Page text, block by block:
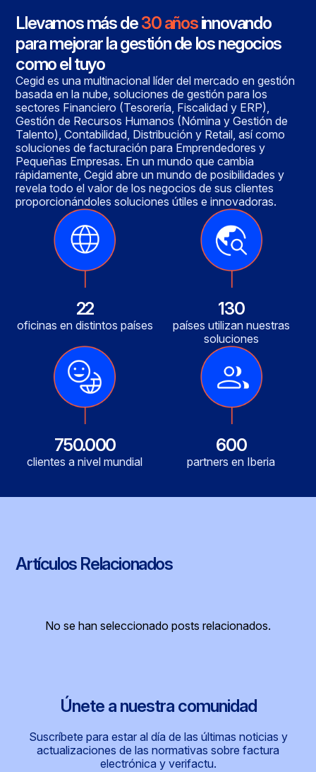
Llevamos más de30 añosinnovando
para mejorar la gestión de los negocios
como el tuyo
Cegid es una multinacional líder del mercado en gestión
basada en la nube, soluciones de gestión para los
sectores Financiero (Tesorería, Fiscalidad y ERP),
Gestión de Recursos Humanos (Nómina y Gestión de
Talento), Contabilidad, Distribución y Retail, así como
soluciones de facturación para Emprendedores y
Pequeñas Empresas. En un mundo que cambia
rápidamente, Cegid abre un mundo de posibilidades y
revela todo el valor de los negocios de sus clientes
proporcionándoles soluciones útiles e innovadoras.
22
oficinas en distintos países
130
países utilizan nuestras
soluciones
750.000
clientes a nivel mundial
600
partners en Iberia
Artículos Relacionados
No se han seleccionado posts relacionados.
Únete a nuestra comunidad
Suscríbete para estar al día de las últimas noticias y
actualizaciones de las normativas sobre factura
electrónica y verifactu.